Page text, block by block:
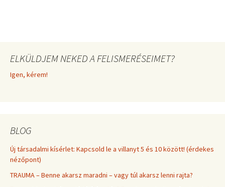
ELKÜLDJEM NEKED A FELISMERÉSEIMET?
Igen, kérem!
BLOG
Új társadalmi kísérlet: Kapcsold le a villanyt 5 és 10 között! (érdekes
nézőpont)
TRAUMA – Benne akarsz maradni – vagy túl akarsz lenni rajta?